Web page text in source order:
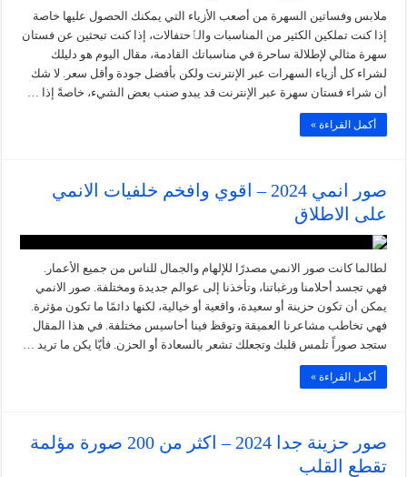
ملابس وفساتين السهرة من أصعب الأزياء التي يمكنك الحصول عليها خاصة
إذا كنت تملكين الكثير من المناسبات والٱحتفالات، إذا كنت تبحثين عن فستان
سهرة مثالي لإطلالة ساحرة في مناسباتك القادمة، مقال اليوم هو دليلك
لشراء كل أزياء السهرات عبر الإنترنت ولكن بأفضل جودة وأقل سعر. لا شك
أن شراء فستان سهرة عبر الإنترنت قد يبدو صنب بعض الشيء، خاصةً إذا …
أكمل القراءة »
صور انمي 2024 – اقوي وافخم خلفيات الانمي
على الاطلاق
لطالما كانت صور الانمي مصدرًا للإلهام والجمال للناس من جميع الأعمار.
فهي تجسد أحلامنا ورغباتنا، وتأخذنا إلى عوالم جديدة ومختلفة. صور الانمي
يمكن أن تكون حزينة أو سعيدة، واقعية أو خيالية، لكنها دائمًا ما تكون مؤثرة.
فهي تخاطب مشاعرنا العميقة وتوقظ فينا أحاسيس مختلفة. في هذا المقال
ستجد صوراً تلمس قلبك وتجعلك تشعر بالسعادة أو الحزن. فأيّا يكن ما تريد …
أكمل القراءة »
صور حزينة جدا 2024 – اكثر من 200 صورة مؤلمة
تقطع القلب